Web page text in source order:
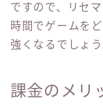
ですので、リセ
時間でゲームを
強くなるでしょう
課金のメリ